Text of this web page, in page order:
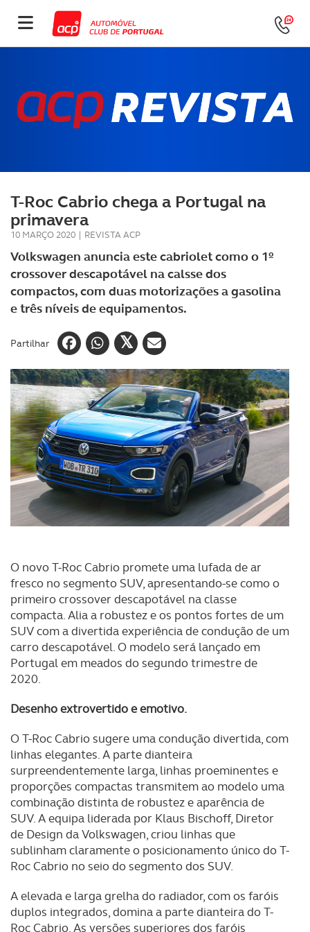
T-Roc Cabrio chega a Portugal na
primavera
10 MARÇO 2020 | REVISTA ACP
Volkswagen anuncia este cabriolet como o 1º
crossover descapotável na calsse dos
compactos, com duas motorizações a gasolina
e três níveis de equipamentos.
Partilhar
O novo T-Roc Cabrio promete uma lufada de ar
fresco no segmento SUV, apresentando-se como o
primeiro crossover descapotável na classe
compacta. Alia a robustez e os pontos fortes de um
SUV com a divertida experiência de condução de um
carro descapotável. O modelo será lançado em
Portugal em meados do segundo trimestre de
2020.
Desenho extrovertido e emotivo.
O T-Roc Cabrio sugere uma condução divertida, com
linhas elegantes. A parte dianteira
surpreendentemente larga, linhas proeminentes e
proporções compactas transmitem ao modelo uma
combinação distinta de robustez e aparência de
SUV. A equipa liderada por Klaus Bischoff, Diretor
de Design da Volkswagen, criou linhas que
sublinham claramente o posicionamento único do T-
Roc Cabrio no seio do segmento dos SUV.
A elevada e larga grelha do radiador, com os faróis
duplos integrados, domina a parte dianteira do T-
Roc Cabrio. As versões superiores dos faróis